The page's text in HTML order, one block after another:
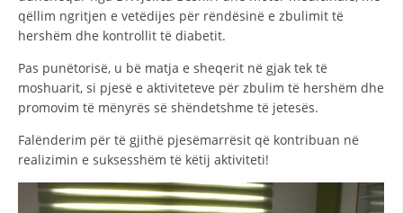
ORGANIZIMI DHE ZHVILLIMI
KUVENDI
DISEMINIMI
DREJTA NDERKOMBETARE HUMANITARE
qëllim ngritjen e vetëdijes për rëndësinë e zbulimit të
hershëm dhe kontrollit të diabetit.
Pas punëtorisë, u bë matja e sheqerit në gjak tek të
moshuarit, si pjesë e aktiviteteve për zbulim të hershëm dhe
promovim të mënyrës së shëndetshme të jetesës.
Falënderim për të gjithë pjesëmarrësit që kontribuan në
realizimin e suksesshëm të këtij aktiviteti!